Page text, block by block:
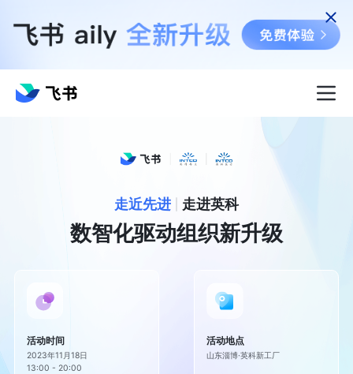
走近先进 走进英科
数智化驱动组织新升级
活动时间
2023年11月18日
13:00 - 20:00
活动地点
山东淄博·英科新工厂